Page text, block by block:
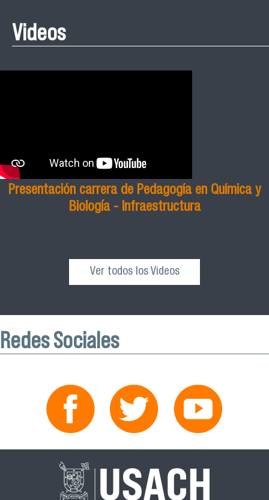
Videos
Presentación carrera de Pedagogía en Química y
Biología - Infraestructura
Ver todos los Videos
Redes Sociales